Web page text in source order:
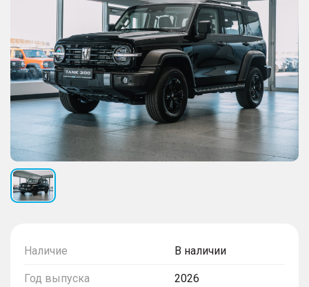
Наличие В наличии
Год выпуска 2026